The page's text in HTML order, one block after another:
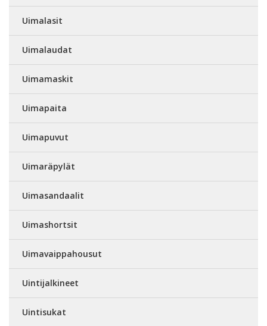
Uimalasit
Uimalaudat
Uimamaskit
Uimapaita
Uimapuvut
Uimaräpylät
Uimasandaalit
Uimashortsit
Uimavaippahousut
Uintijalkineet
Uintisukat